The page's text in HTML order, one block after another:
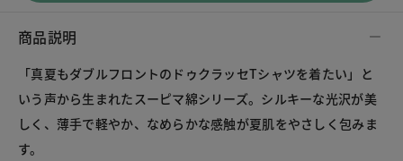
商品説明
「真夏もダブルフロントのドゥクラッセTシャツを着たい」と
いう声から生まれたスーピマ綿シリーズ。シルキーな光沢が美
しく、薄手で軽やか、なめらかな感触が夏肌をやさしく包みま
す。